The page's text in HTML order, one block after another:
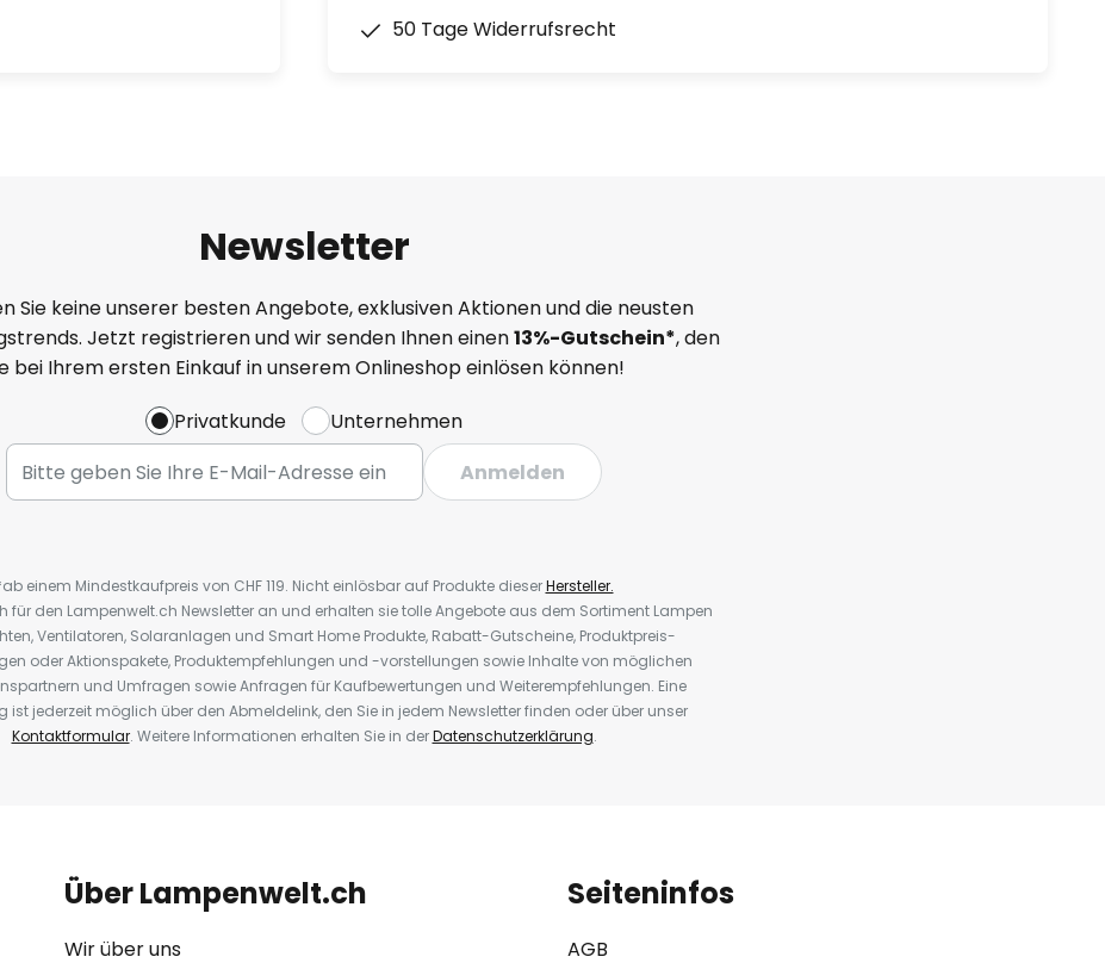
50 Tage Widerrufsrecht
Newsletter
Sie keine unserer besten Angebote, exklusiven Aktionen und die neusten
Jetzt registrieren und wir senden Ihnen einen13%-Gutschein*, den
bei Ihrem ersten Einkauf in unserem Onlineshop einlösen können!
Privatkunde
Unternehmen
Anmelden
einem Mindestkaufpreis von CHF 119. Nicht einlösbar auf Produkte dieserHersteller.
für den Lampenwelt.ch Newsletter an und erhalten sie tolle Angebote aus dem Sortiment Lampen
Ventilatoren, Solaranlagen und Smart Home Produkte, Rabatt-Gutscheine, Produktpreis-
oder Aktionspakete, Produktempfehlungen und -vorstellungen sowie Inhalte von möglichen
und Umfragen sowie Anfragen für Kaufbewertungen und Weiterempfehlungen. Eine
ist jederzeit möglich über den Abmeldelink, den Sie in jedem Newsletter finden oder über unser
Kontaktformular. Weitere Informationen erhalten Sie in derDatenschutzerklärung.
Über Lampenwelt.ch
Wir über uns
Seiteninfos
AGB